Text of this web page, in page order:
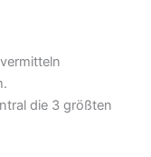
die 3 größten